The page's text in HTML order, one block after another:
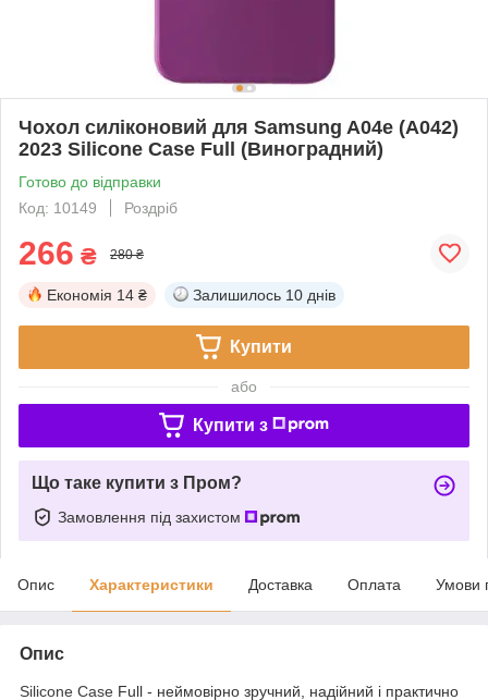
Чохол силіконовий для Samsung A04e (A042)
2023 Silicone Case Full (Виноградний)
Готово до відправки
Код: 10149
Роздріб
266 ₴ 280 ₴
Економія 14 ₴ Залишилось 10 днів
Купити
або
Купити з
Що таке купити з Пром?
Замовлення під захистом
Опис Характеристики Доставка Оплата Умови
Опис
Silicone Case Full - неймовірно зручний, надійний і практично